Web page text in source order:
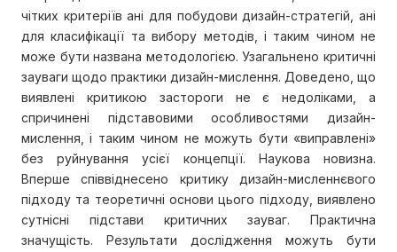
чітких критеріїв ані для побудови дизайн-стратегій, ані
для класифікації та вибору методів, і таким чином не
може бути названа методологією. Узагальнено критичні
зауваги щодо практики дизайн-мислення. Доведено, що
виявлені критикою застороги не є недоліками, а
спричинені підставовими особливостями дизайн-
мислення, і таким чином не можуть бути «виправлені»
без руйнування усієї концепції. Наукова новизна.
Вперше співвіднесено критику дизайн-мисленнєвого
підходу та теоретичні основи цього підходу, виявлено
сутнісні підстави критичних зауваг. Практична
значущість. Результати дослідження можуть бути